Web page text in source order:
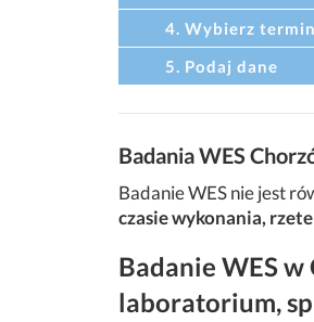
4. Wybierz termin
5. Podaj dane
Badania WES
Badanie WES nie jest
czasie wykonania,
Badanie WES
laboratorium,